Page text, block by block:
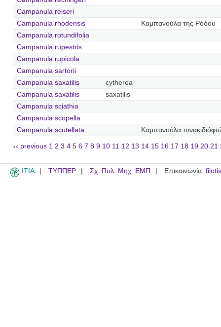
Campanula reiseri
Campanula rhodensis
Καμπανούλα της Ρόδου
Campanula rotundifolia
Campanula rupestris
Campanula rupicola
Campanula sartorii
Campanula saxatilis
cytherea
Campanula saxatilis
saxatilis
Campanula sciathia
Campanula scopella
Campanula scutellata
Καμπανούλα
‹‹ previous 1 2 3 4 5 6 7 8 9 10 11 12 13 14 15 16 17 18 19 20 21
ITIA ΤΥΠΠΕΡ Σχ. Πολ. Μηχ. ΕΜΠ Επικοινωνία: